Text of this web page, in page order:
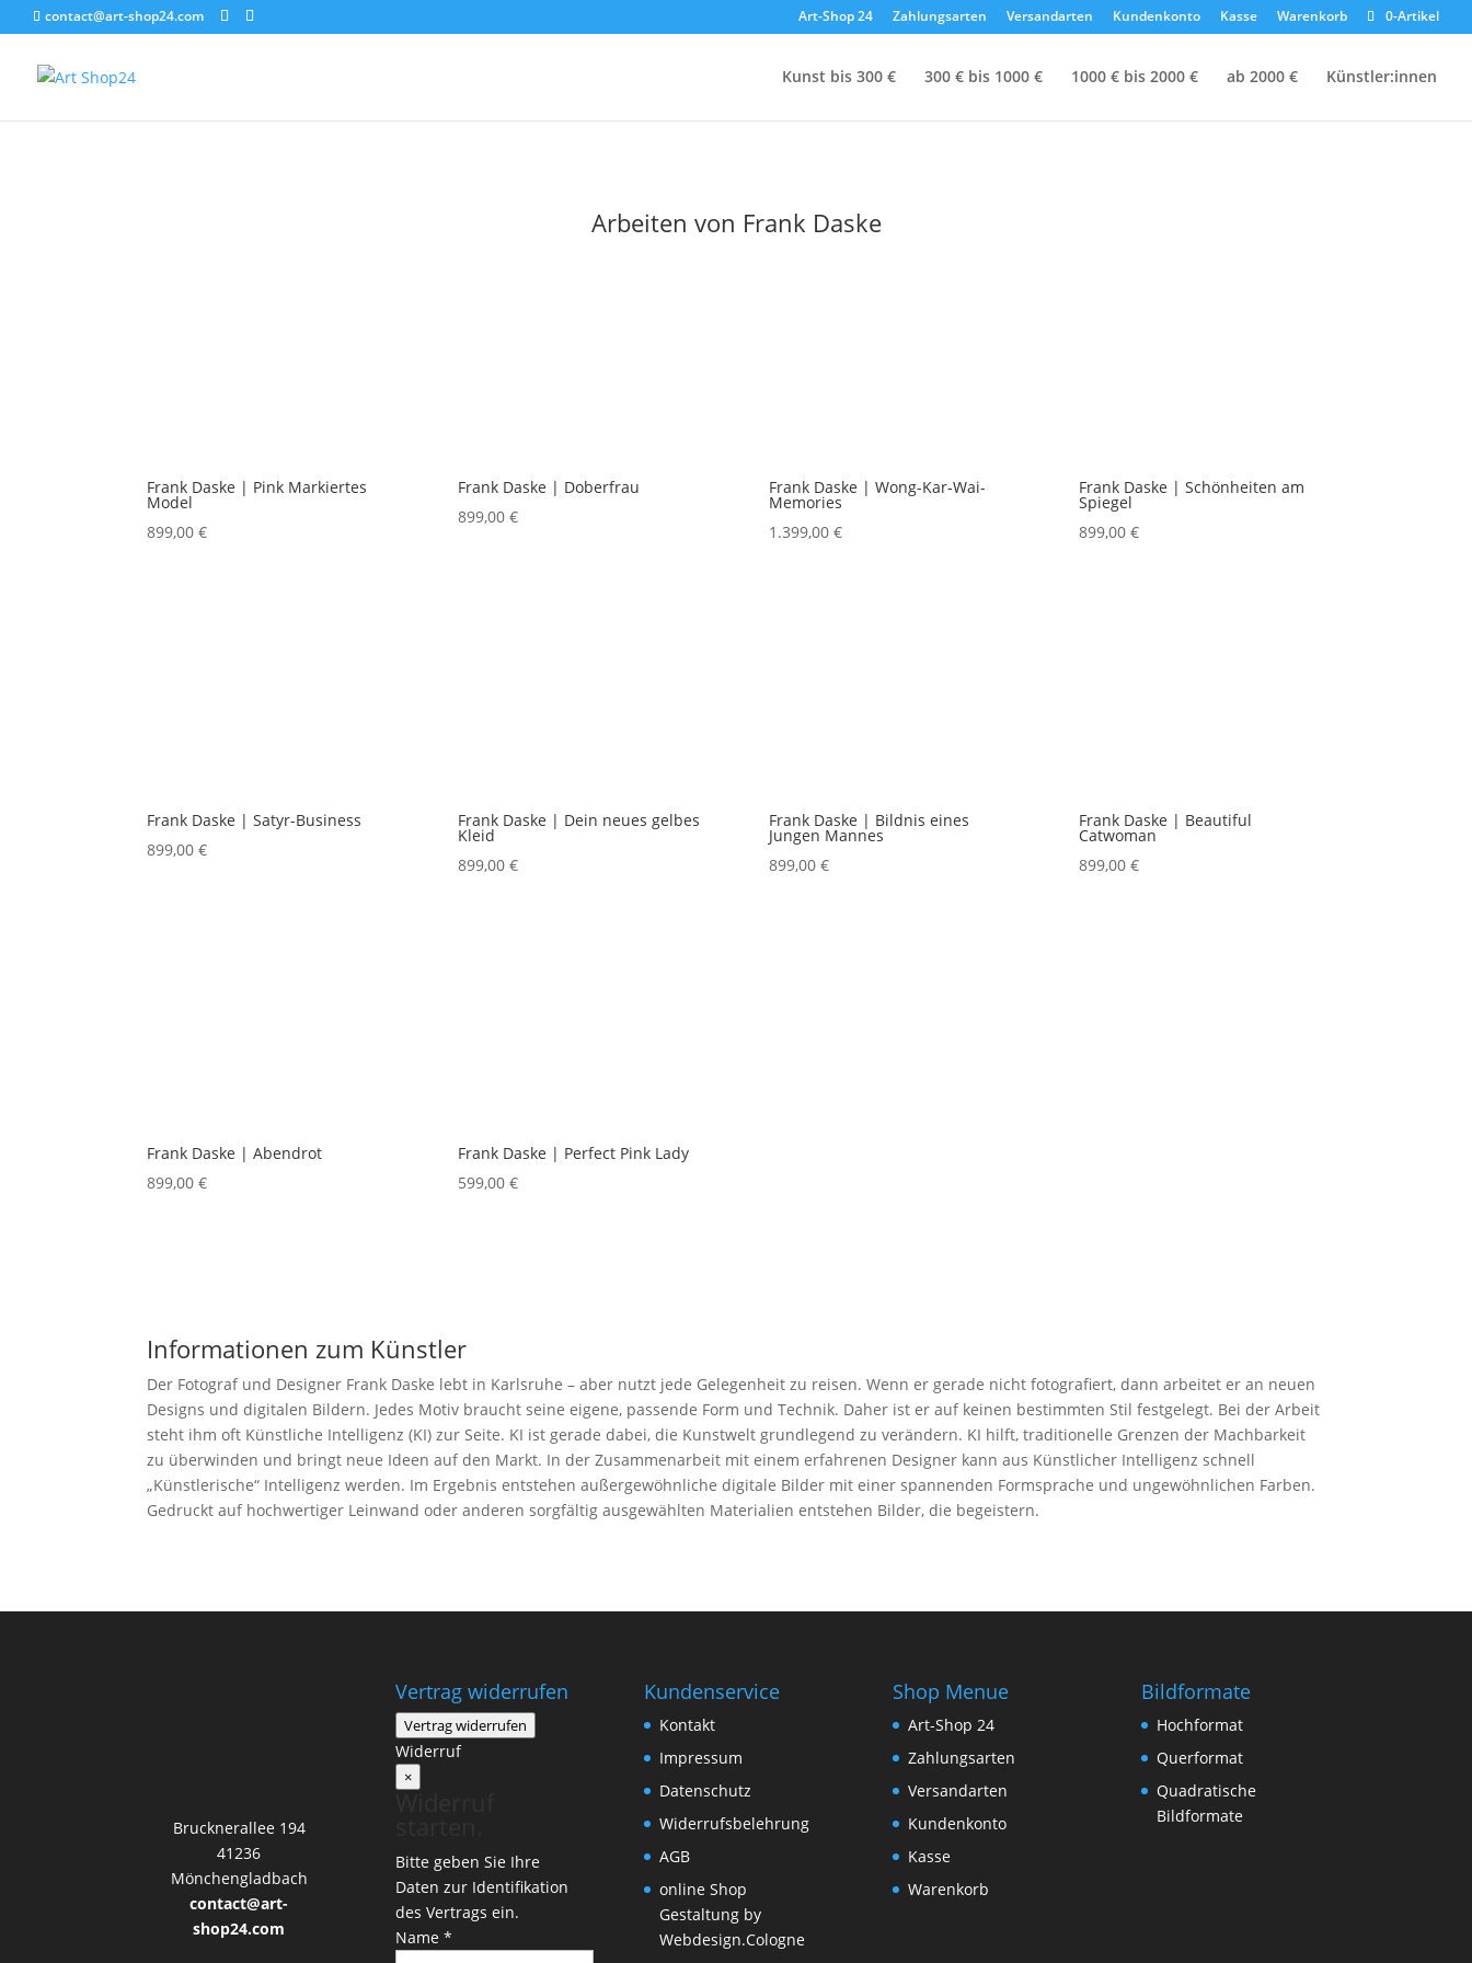
contact@art-shop24.com Art-Shop 24 Zahlungsarten Versandarten Kundenkonto Kasse Warenkorb 0-Artikel
Kunst bis 300 € 300 € bis 1000 € 1000 € bis 2000 € ab 2000 € Künstler:innen
Arbeiten von Frank Daske
Frank Daske | Pink Markiertes
Model
899,00€
Frank Daske | Doberfrau
899,00 €
Frank Daske | Wong-Kar-Wai-
Memories
1.399,00 €
Frank Daske | Schönheiten am
Spiegel
899,00€
Frank Daske | Satyr-Business
899,00€
Frank Daske | Dein neues gelbes
Kleid
899,00 €
Frank Daske | Bildnis eines
Jungen Mannes
899,00 €
Frank Daske | Beautiful
Catwoman
899,00€
Frank Daske | Abendrot
899,00€
Frank Daske | Perfect Pink Lady
599,00 €
Informationen zum Künstler
Der Fotograf und Designer Frank Daske lebt in Karlsruhe – aber nutzt jede Gelegenheit zu reisen. Wenn er gerade nicht fotografiert, dann arbeitet er an neuen
Designs und digitalen Bildern. Jedes Motiv braucht seine eigene, passende Form und Technik. Daher ist er auf keinen bestimmten Stil festgelegt. Bei der Arbeit
steht ihm oft Künstliche Intelligenz (KI) zur Seite. KI ist gerade dabei, die Kunstwelt grundlegend zu verändern. KI hilft, traditionelle Grenzen der Machbarkeit
zu überwinden und bringt neue Ideen auf den Markt. In der Zusammenarbeit mit einem erfahrenen Designer kann aus Künstlicher Intelligenz schnell
„Künstlerische“ Intelligenz werden. Im Ergebnis entstehen außergewöhnliche digitale Bilder mit einer spannenden Formsprache und ungewöhnlichen Farben.
Gedruckt auf hochwertiger Leinwand oder anderen sorgfältig ausgewählten Materialien entstehen Bilder, die begeistern.
Brucknerallee 194
41236
Mönchengladbach
contact@art-
shop24.com
Vertrag widerrufen
Vertrag widerrufen
Widerruf
×
Bitte geben Sie Ihre
Daten zur Identifikation
des Vertrags ein.
Name *
Kundenservice
Kontakt
Impressum
Datenschutz
Widerrufsbelehrung
AGB
online Shop
Gestaltung by
Webdesign.Cologne
Shop Menue
Art-Shop 24
Zahlungsarten
Versandarten
Kundenkonto
Kasse
Warenkorb
Bildformate
Hochformat
Querformat
Quadratische
Bildformate